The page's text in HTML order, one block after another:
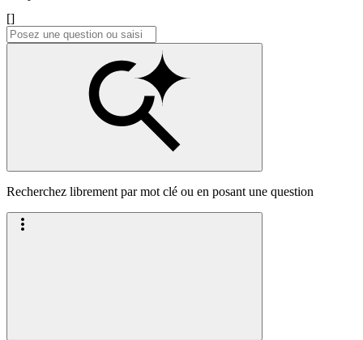
[]
Recherchez librement par mot clé ou en posant une question